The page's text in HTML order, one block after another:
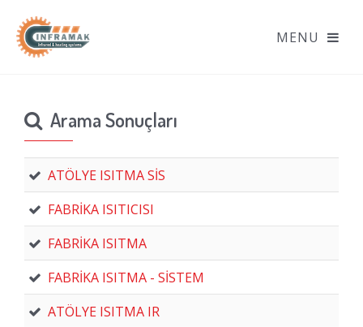
Arama Sonuçları
ATÖLYE ISITMA SİS
FABRİKA ISITICISI
FABRİKA ISITMA
FABRİKA ISITMA - SİSTEM
ATÖLYE ISITMA IR